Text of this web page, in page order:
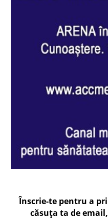
Înscrie-te pentru a
căsuța ta de